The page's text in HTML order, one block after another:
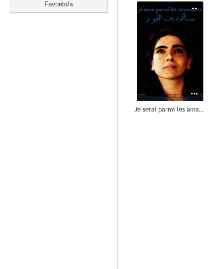
Favorito/a
--
Je serai parmi les amandiers